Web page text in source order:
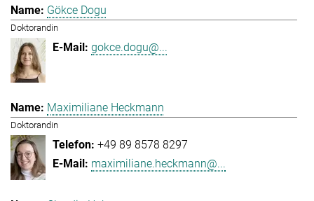
Gökce Dogu
Doktorandin
gokce.dogu@...
Maximiliane Heckmann
Doktorandin
+49 89 8578 8297
maximiliane.heckmann@...